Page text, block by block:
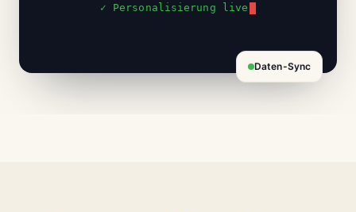
Daten-Sync
✓ Personalisierung live